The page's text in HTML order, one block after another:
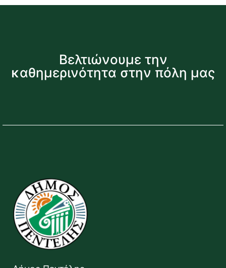
Βελτιώνουμε την
καθημερινότητα στην πόλη μας